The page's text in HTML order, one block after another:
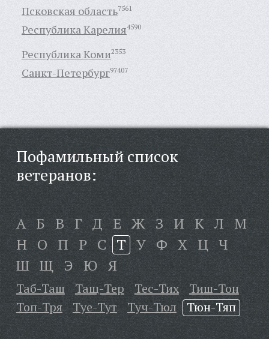
Псковская область7561
Республика Карелия4590
Республика Коми2353
Санкт-Петербург97407
Пофамильный список
ветеранов:
А Б В Г Д Е Ж З И К Л М
Н О П Р С Т У Ф Х Ц Ч
Ш Щ Э Ю Я
Таб-Таш Тащ-Тер Тес-Тих
Тиш-Тон
Топ-Тря
Туе-Тут Туч-Тюл Тюн-Тяп